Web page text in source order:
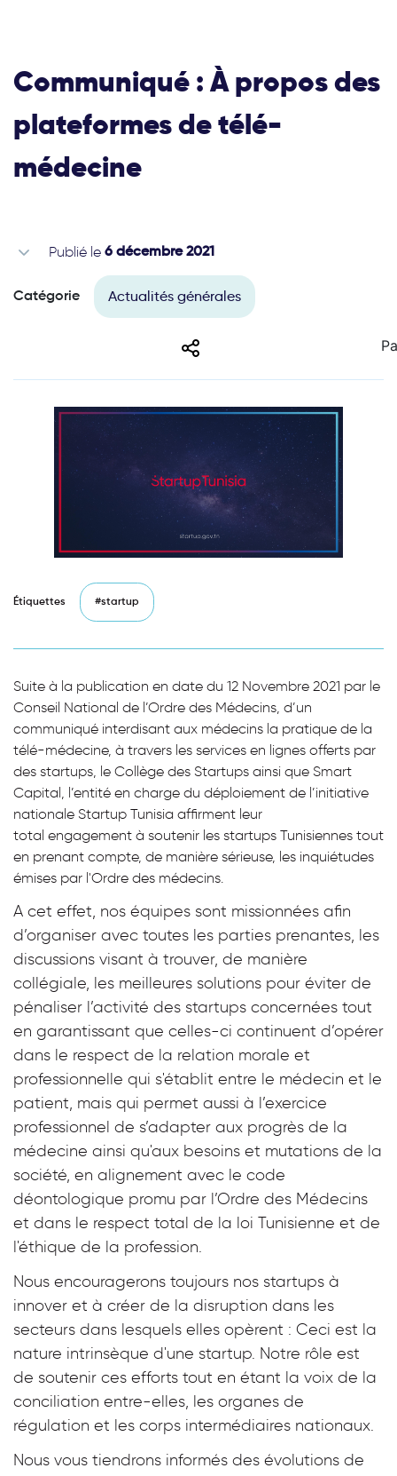
Communiqué : À propos des
plateformes de télé-
médecine
Publié le 6 décembre 2021
Catégorie Actualités générales
Étiquettes #startup
Suite à la publication en date du 12 Novembre 2021 par le
Conseil National de l’Ordre des Médecins, d’un
communiqué interdisant aux médecins la pratique de la
télé-médecine, à travers les services en lignes offerts par
des startups, le Collège des Startups ainsi que Smart
Capital, l’entité en charge du déploiement de l’initiative
nationale Startup Tunisia affirment leur
total engagement à soutenir les startups Tunisiennes tout
en prenant compte, de manière sérieuse, les inquiétudes
émises par l'Ordre des médecins.
A cet effet, nos équipes sont missionnées afin
d’organiser avec toutes les parties prenantes, les
discussions visant à trouver, de manière
collégiale, les meilleures solutions pour éviter de
pénaliser l’activité des startups concernées tout
en garantissant que celles-ci continuent d’opérer
dans le respect de la relation morale et
professionnelle qui s'établit entre le médecin et le
patient, mais qui permet aussi à l’exercice
professionnel de s’adapter aux progrès de la
médecine ainsi qu'aux besoins et mutations de la
société, en alignement avec le code
déontologique promu par l’Ordre des Médecins
et dans le respect total de la loi Tunisienne et de
l'éthique de la profession.
Nous encouragerons toujours nos startups à
innover et à créer de la disruption dans les
secteurs dans lesquels elles opèrent : Ceci est la
nature intrinsèque d'une startup. Notre rôle est
de soutenir ces efforts tout en étant la voix de la
conciliation entre-elles, les organes de
régulation et les corps intermédiaires nationaux.
Nous vous tiendrons informés des évolutions de